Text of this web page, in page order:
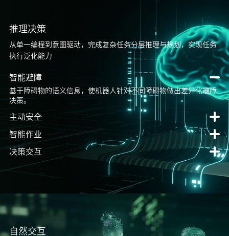
推理决策
从单一编程到意图驱动，完成复杂任务分层推理与规划，实现任务
执行泛化能力
智能避障
基于障碍物的语义信息，使机器人针对不同障碍物做出差异化避障
决策。
主动安全
智能作业
决策交互
自然交互